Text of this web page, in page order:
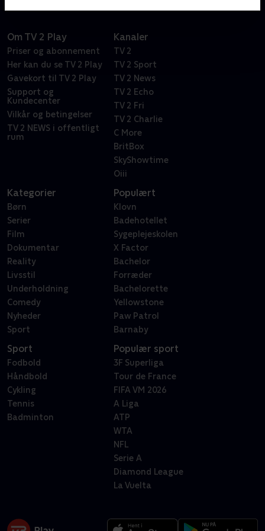
Om TV 2 Play
Priser og abonnement
Her kan du se TV 2 Play
Gavekort til TV 2 Play
Support og
Kundecenter
Vilkår og betingelser
TV 2 NEWS i offentligt
rum
Kanaler
TV 2
TV 2 Sport
TV 2 News
TV 2 Echo
TV 2 Fri
TV 2 Charlie
C More
BritBox
SkyShowtime
Oiii
Kategorier
Børn
Serier
Film
Dokumentar
Reality
Livsstil
Underholdning
Comedy
Nyheder
Sport
Populært
Klovn
Badehotellet
Sygeplejeskolen
X Factor
Bachelor
Forræder
Bachelorette
Yellowstone
Paw Patrol
Barnaby
Sport
Fodbold
Håndbold
Cykling
Tennis
Badminton
Populær sport
3F Superliga
Tour de France
FIFA VM 2026
A Liga
ATP
WTA
NFL
Serie A
Diamond League
La Vuelta